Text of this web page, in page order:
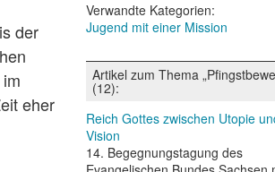
der
eher
Verwandte Kategorien:
Jugend mit einer Mission
Artikel zum Thema
(12):
Reich Gottes zwischen Utopie
Vision
14. Begegnungstagung des